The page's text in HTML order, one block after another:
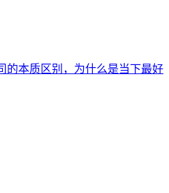
的本质区别，为什么是当下最好